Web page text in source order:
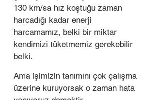
130 km/sa hız koştuğu zaman
harcadığı kadar enerji
harcamamız, belki bir miktar
kendimizi tüketmemiz gerekebilir
belki.
Ama işimizin tanımını çok çalışma
üzerine kuruyorsak o zaman hata